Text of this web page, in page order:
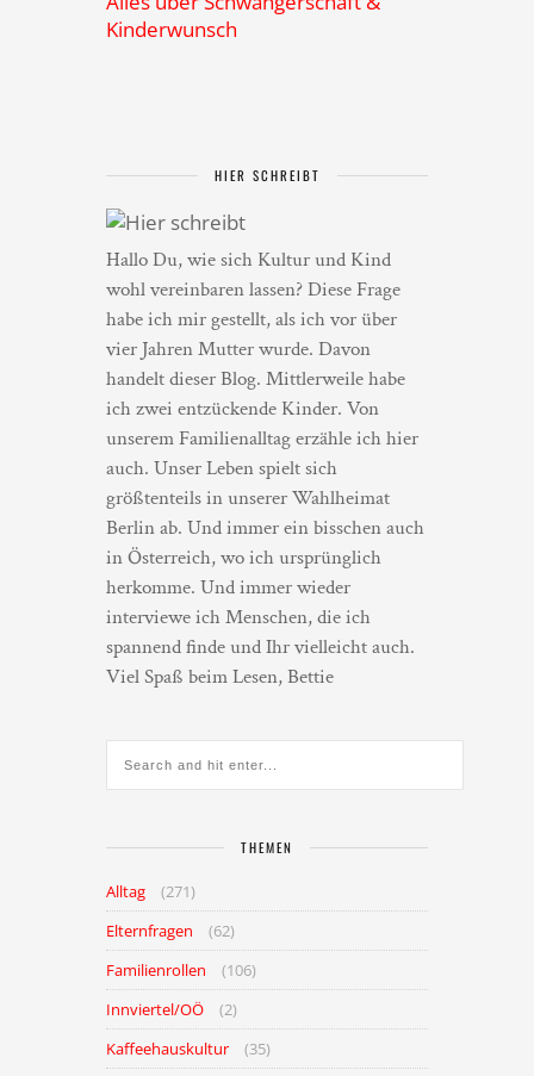
Kinderwunsch
HIER SCHREIBT
Hallo Du, wie sich Kultur und Kind
wohl vereinbaren lassen? Diese Frage
habe ich mir gestellt, als ich vor über
vier Jahren Mutter wurde. Davon
handelt dieser Blog. Mittlerweile habe
ich zwei entzückende Kinder. Von
unserem Familienalltag erzähle ich hier
auch. Unser Leben spielt sich
größtenteils in unserer Wahlheimat
Berlin ab. Und immer ein bisschen auch
in Österreich, wo ich ursprünglich
herkomme. Und immer wieder
interviewe ich Menschen, die ich
spannend finde und Ihr vielleicht auch.
Viel Spaß beim Lesen, Bettie
THEMEN
Alltag
(271)
Elternfragen
(62)
Familienrollen
(106)
Innviertel/OÖ
(2)
Kaffeehauskultur
(35)